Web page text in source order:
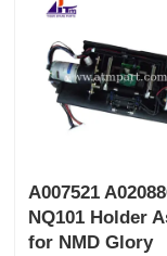
A007521
NQ101 Holder
for NMD Glory